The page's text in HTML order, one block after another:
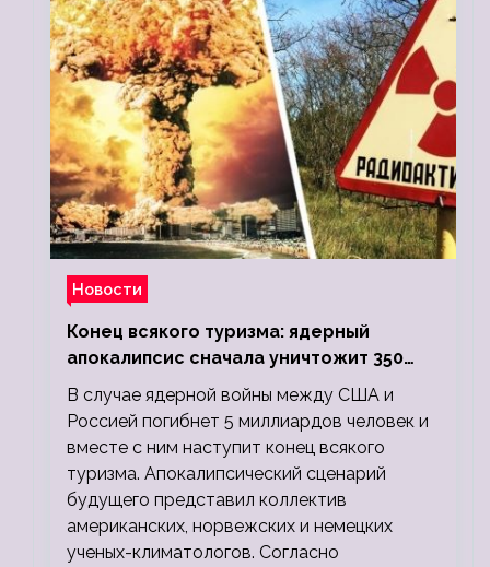
Новости
Конец всякого туризма: ядерный
апокалипсис сначала уничтожит 350
миллионов, а потом 5 миллиардов
людей
В случае ядерной войны между США и
Россией погибнет 5 миллиардов человек и
вместе с ним наступит конец всякого
туризма. Апокалипсический сценарий
будущего представил коллектив
американских, норвежских и немецких
ученых-климатологов. Согласно